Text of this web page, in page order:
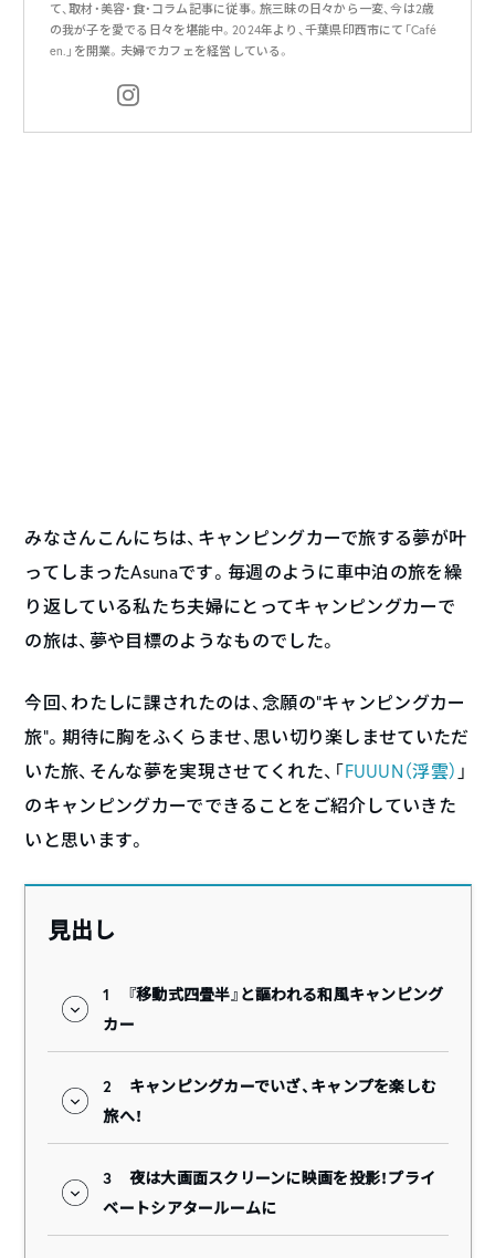
て、取材・美容・食・コラム記事に従事。旅三昧の日々から一変、今は2歳
の我が子を愛でる日々を堪能中。2024年より、千葉県印西市にて「Café
en.」を開業。夫婦でカフェを経営している。
みなさんこんにちは、キャンピングカーで旅する夢が叶
ってしまったAsunaです。毎週のように車中泊の旅を繰
り返している私たち夫婦にとってキャンピングカーで
の旅は、夢や目標のようなものでした。
今回、わたしに課されたのは、念願の”キャンピングカー
旅”。期待に胸をふくらませ、思い切り楽しませていただ
いた旅、そんな夢を実現させてくれた、「FUUUN（浮雲） 」
のキャンピングカーでできることをご紹介していきた
いと思います。
見出し
1
『移動式四畳半』と謳われる和風キャンピング
カー
2
キャンピングカーでいざ、キャンプを楽しむ
旅へ！
3
夜は大画面スクリーンに映画を投影！プライ
ベートシアタールームに